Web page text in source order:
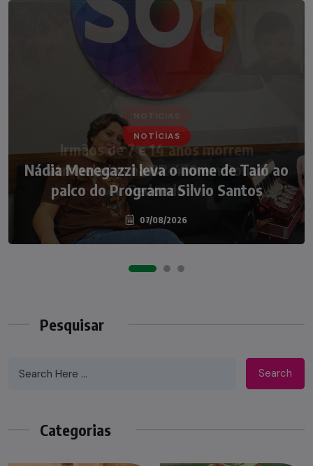
NOTÍCIAS
Nádia Menegazzi leva o nome de Taió ao
palco do Programa Silvio Santos
07/08/2026
Pesquisar
Search
Categorias